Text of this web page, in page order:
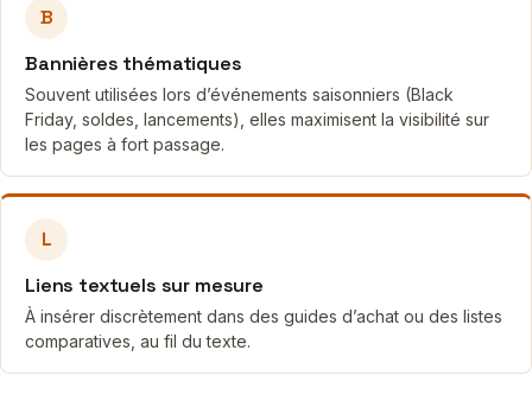
B
Bannières thématiques
Souvent utilisées lors d’événements saisonniers (Black
Friday, soldes, lancements), elles maximisent la visibilité sur
les pages à fort passage.
L
Liens textuels sur mesure
À insérer discrètement dans des guides d’achat ou des listes
comparatives, au fil du texte.